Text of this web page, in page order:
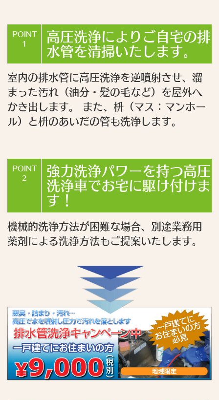
POINT
1
高圧洗浄によりご自宅の排
水管を清掃いたします。
室内の排水管に高圧洗浄を逆噴射させ、溜
まった汚れ（油分・髪の毛など）を屋外へ
かき出します。 また、枡（マス：マンホー
ル）と枡のあいだの管も洗浄します。
POINT
2
強力洗浄パワーを持つ高圧
洗浄車でお宅に駆け付けま
す！
機械的洗浄方法が困難な場合、別途業務用
薬剤による洗浄方法もご提案いたします。